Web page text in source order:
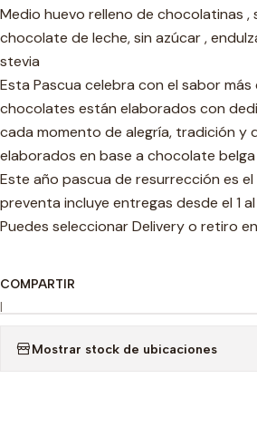
Medio huevo relleno de chocolatinas ,
chocolate de leche, sin azúcar ,
stevia
Esta Pascua celebra con el sabor más
chocolates están elaborados con
cada momento de alegría, tradición y
elaborados en base a chocolate
Este año pascua de resurrección es el
preventa incluye entregas desde el 1
Puedes seleccionar Delivery o retiro
COMPARTIR
|
Mostrar stock de ubicaciones